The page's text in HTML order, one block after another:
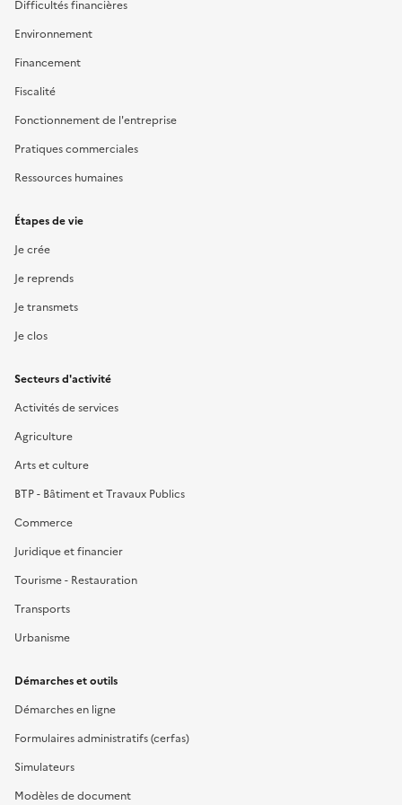
Difficultés financières
Environnement
Financement
Fiscalité
Fonctionnement de l'entreprise
Pratiques commerciales
Ressources humaines
Étapes de vie
Je crée
Je reprends
Je transmets
Je clos
Secteurs d'activité
Activités de services
Agriculture
Arts et culture
BTP - Bâtiment et Travaux Publics
Commerce
Juridique et financier
Tourisme - Restauration
Transports
Urbanisme
Démarches et outils
Démarches en ligne
Formulaires administratifs (cerfas)
Simulateurs
Modèles de document